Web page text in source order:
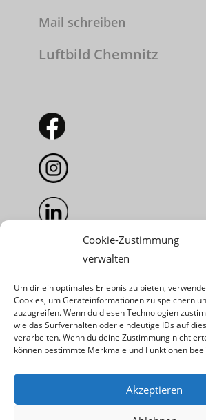
Cookie-Zustimmung
verwalten
Um dir ein optimales Erlebnis zu bieten,
Cookies, um Geräteinformationen zu speichern
zuzugreifen. Wenn du diesen Technologien
wie das Surfverhalten oder eindeutige IDs auf
verarbeiten. Wenn du deine Zustimmung nicht
können bestimmte Merkmale und Funktionen
Akzeptieren
Mail schreiben
Luftbild Chemnitz
Info
AGB